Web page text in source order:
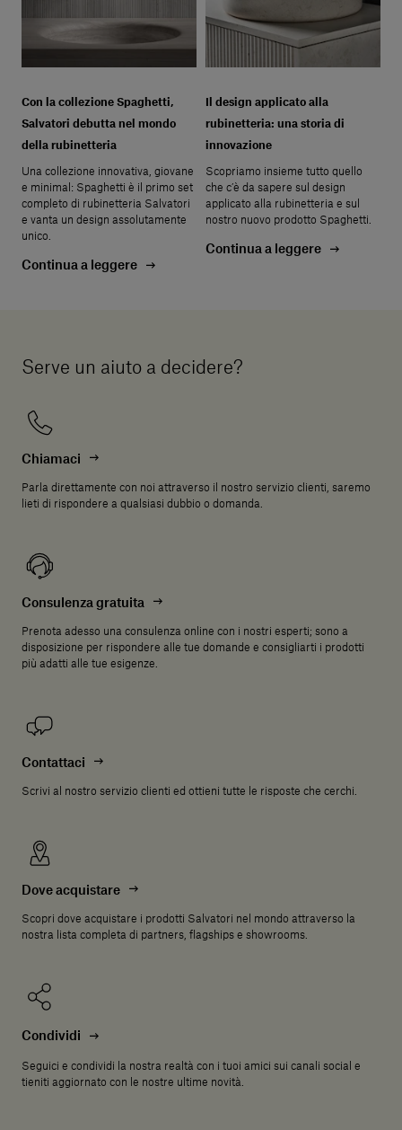
Con la collezione Spaghetti,
Salvatori debutta nel mondo
della rubinetteria
Una collezione innovativa, giovane
e minimal: Spaghetti è il primo set
completo di rubinetteria Salvatori
e vanta un design assolutamente
unico.
Continua a leggere
Il design applicato alla
rubinetteria: una storia di
innovazione
Scopriamo insieme tutto quello
che c’è da sapere sul design
applicato alla rubinetteria e sul
nostro nuovo prodotto Spaghetti.
Continua a leggere
Serve un aiuto a decidere?
Chiamaci
Parla direttamente con noi attraverso il nostro servizio clienti, saremo
lieti di rispondere a qualsiasi dubbio o domanda.
Consulenza gratuita
Prenota adesso una consulenza online con i nostri esperti; sono a
disposizione per rispondere alle tue domande e consigliarti i prodotti
più adatti alle tue esigenze.
Contattaci
Scrivi al nostro servizio clienti ed ottieni tutte le risposte che cerchi.
Dove acquistare
Scopri dove acquistare i prodotti Salvatori nel mondo attraverso la
nostra lista completa di partners, flagships e showrooms.
Condividi
Seguici e condividi la nostra realtà con i tuoi amici sui canali social e
tieniti aggiornato con le nostre ultime novità.